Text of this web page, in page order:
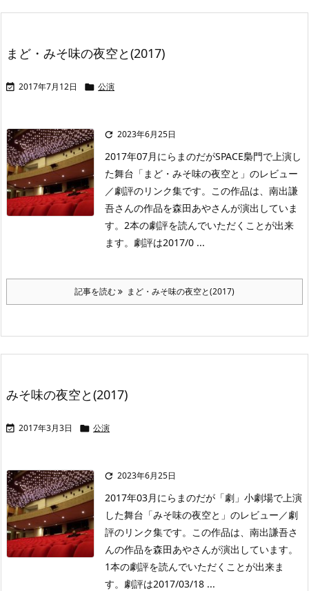
まど・みそ味の夜空と(2017)
 2017年7月12日  公演
 2023年6月25日
2017年07月にらまのだがSPACE梟門で上演し
た舞台「まど・みそ味の夜空と」のレビュー
／劇評のリンク集です。この作品は、南出謙
吾さんの作品を森田あやさんが演出していま
す。2本の劇評を読んでいただくことが出来
ます。劇評は2017/0 ...
記事を読む まど・みそ味の夜空と(2017)
みそ味の夜空と(2017)
 2017年3月3日  公演
 2023年6月25日
2017年03月にらまのだが「劇」小劇場で上演
した舞台「みそ味の夜空と」のレビュー／劇
評のリンク集です。この作品は、南出謙吾さ
んの作品を森田あやさんが演出しています。
1本の劇評を読んでいただくことが出来ま
す。劇評は2017/03/18 ...